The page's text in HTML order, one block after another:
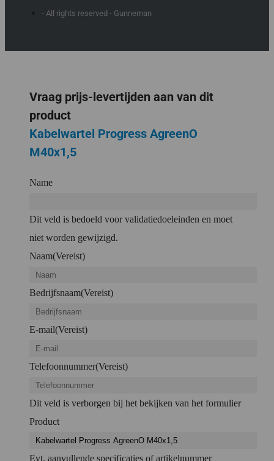
- All rights reserved - Gunneman
Vraag prijs-levertijden aan van dit
product
Kabelwartel Progress AgreenO
M40x1,5
Name
Dit veld is bedoeld voor validatiedoeleinden en moet
niet worden gewijzigd.
Naam(Vereist)
Bedrijfsnaam(Vereist)
E-mail(Vereist)
Telefoonnummer(Vereist)
Dit veld is verborgen bij het bekijken van het formulier
Product
Evt. aanvullende specificaties of artikelnummer